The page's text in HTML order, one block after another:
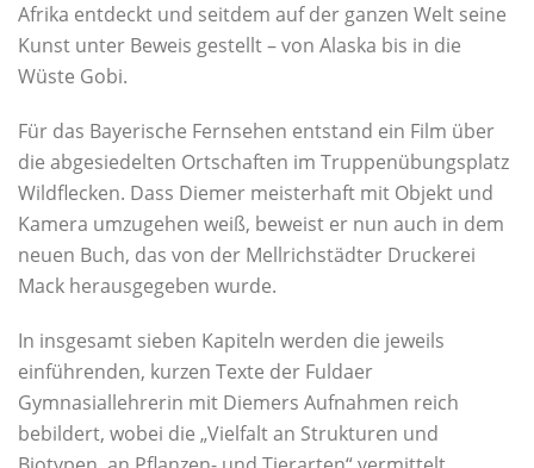
Afrika entdeckt und seitdem auf der ganzen Welt seine
Kunst unter Beweis gestellt – von Alaska bis in die
Wüste Gobi.
Für das Bayerische Fernsehen entstand ein Film über
die abgesiedelten Ortschaften im Truppenübungsplatz
Wildflecken. Dass Diemer meisterhaft mit Objekt und
Kamera umzugehen weiß, beweist er nun auch in dem
neuen Buch, das von der Mellrichstädter Druckerei
Mack herausgegeben wurde.
In insgesamt sieben Kapiteln werden die jeweils
einführenden, kurzen Texte der Fuldaer
Gymnasiallehrerin mit Diemers Aufnahmen reich
bebildert, wobei die „Vielfalt an Strukturen und